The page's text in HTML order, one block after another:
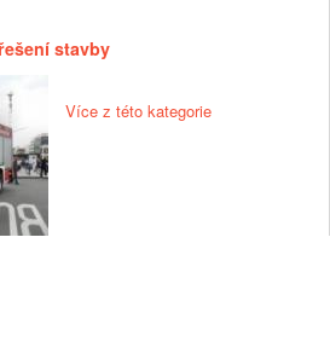
stavby
Více z této kategorie